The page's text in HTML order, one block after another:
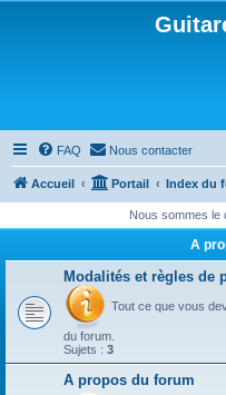
FAQ Nous contacter
Accueil Portail Index du
Nous sommes le
A
Modalités et règles de
Tout ce que vous
du forum.
Sujets : 3
A propos du forum